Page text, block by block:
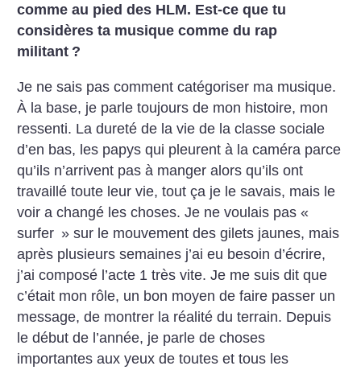
comme au pied des HLM. Est-ce que tu
considères ta musique comme du rap
militant ?
Je ne sais pas comment catégoriser ma musique.
À la base, je parle toujours de mon histoire, mon
ressenti. La dureté de la vie de la classe sociale
d’en bas, les papys qui pleurent à la caméra parce
qu’ils n’arrivent pas à manger alors qu’ils ont
travaillé toute leur vie, tout ça je le savais, mais le
voir a changé les choses. Je ne voulais pas «
surfer » sur le mouvement des gilets jaunes, mais
après plusieurs semaines j’ai eu besoin d’écrire,
j’ai composé l’acte 1 très vite. Je me suis dit que
c’était mon rôle, un bon moyen de faire passer un
message, de montrer la réalité du terrain. Depuis
le début de l’année, je parle de choses
importantes aux yeux de toutes et tous les